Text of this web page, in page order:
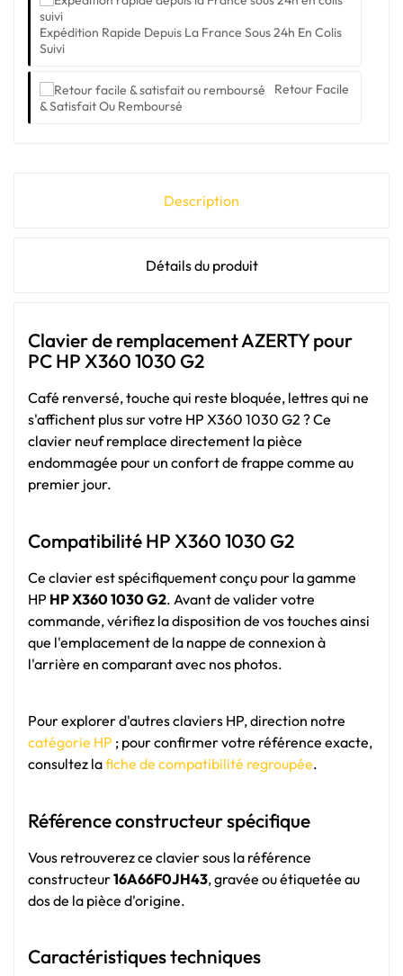
Expédition Rapide Depuis La France Sous 24h En Colis
Suivi
Retour Facile
& Satisfait Ou Remboursé
Description
Détails du produit
Clavier de remplacement AZERTY pour
PC HP X360 1030 G2
Café renversé, touche qui reste bloquée, lettres qui ne
s'affichent plus sur votre HP X360 1030 G2 ? Ce
clavier neuf remplace directement la pièce
endommagée pour un confort de frappe comme au
premier jour.
Compatibilité HP X360 1030 G2
Ce clavier est spécifiquement conçu pour la gamme
HP HP X360 1030 G2. Avant de valider votre
commande, vérifiez la disposition de vos touches ainsi
que l'emplacement de la nappe de connexion à
l'arrière en comparant avec nos photos.
Pour explorer d'autres claviers HP, direction notre
catégorie HP ; pour confirmer votre référence exacte,
consultez lafiche de compatibilité regroupée.
Référence constructeur spécifique
Vous retrouverez ce clavier sous la référence
constructeur16A66F0JH43, gravée ou étiquetée au
dos de la pièce d'origine.
Caractéristiques techniques